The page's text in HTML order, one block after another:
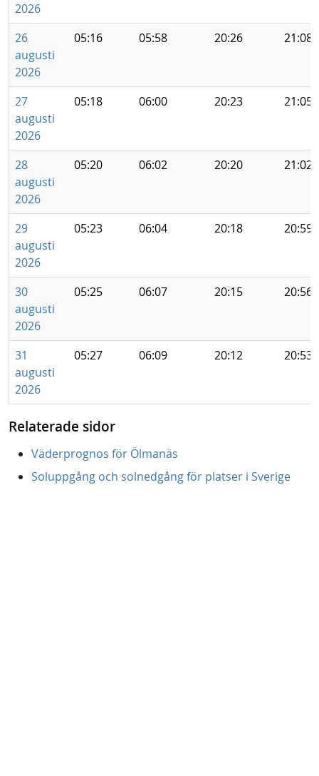
2026
26
augusti
2026
05:16 05:58 20:26 21:08
27
augusti
2026
05:18 06:00 20:23 21:05
28
augusti
2026
05:20 06:02 20:20 21:02
29
augusti
2026
05:23 06:04 20:18 20:59
30
augusti
2026
05:25 06:07 20:15 20:56
31
augusti
2026
05:27 06:09 20:12 20:53
Relaterade sidor
Väderprognos för Ölmanäs
Soluppgång och solnedgång för platser i Sverige